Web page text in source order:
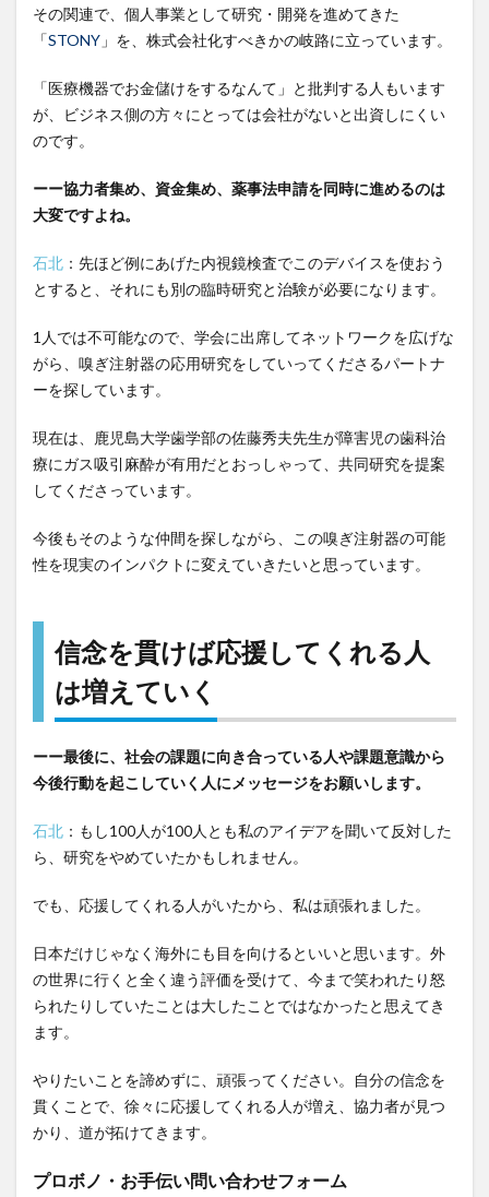
その関連で、個人事業として研究・開発を進めてきた
「STONY 」を、株式会社化すべきかの岐路に立っています。
「医療機器でお金儲けをするなんて」と批判する人もいます
が、ビジネス側の方々にとっては会社がないと出資しにくい
のです。
ーー協力者集め、資金集め、薬事法申請を同時に進めるのは
大変ですよね。
石北 ：先ほど例にあげた内視鏡検査でこのデバイスを使おう
とすると、それにも別の臨時研究と治験が必要になります。
1人では不可能なので、学会に出席してネットワークを広げな
がら、嗅ぎ注射器の応用研究をしていってくださるパートナ
ーを探しています。
現在は、鹿児島大学歯学部の佐藤秀夫先生が障害児の歯科治
療にガス吸引麻酔が有用だとおっしゃって、共同研究を提案
してくださっています。
今後もそのような仲間を探しながら、この嗅ぎ注射器の可能
性を現実のインパクトに変えていきたいと思っています。
信念を貫けば応援してくれる人
は増えていく
ーー最後に、社会の課題に向き合っている人や課題意識から
今後行動を起こしていく人にメッセージをお願いします。
石北 ：もし100人が100人とも私のアイデアを聞いて反対した
ら、研究をやめていたかもしれません。
でも、応援してくれる人がいたから、私は頑張れました。
日本だけじゃなく海外にも目を向けるといいと思います。外
の世界に行くと全く違う評価を受けて、今まで笑われたり怒
られたりしていたことは大したことではなかったと思えてき
ます。
やりたいことを諦めずに、頑張ってください。自分の信念を
貫くことで、徐々に応援してくれる人が増え、協力者が見つ
かり、道が拓けてきます。
プロボノ・お手伝い問い合わせフォーム